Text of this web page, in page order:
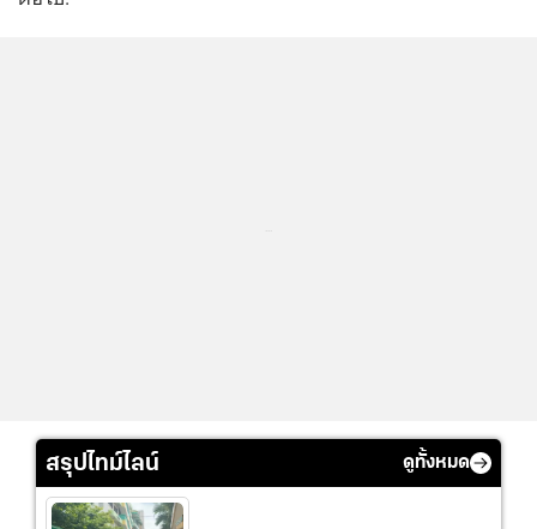
สรุปไทม์ไลน์ ดูทั้งหมด